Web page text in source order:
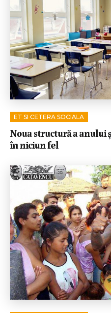
ET SI CETERA SOCIALA
Noua structură a anului
în niciun fel